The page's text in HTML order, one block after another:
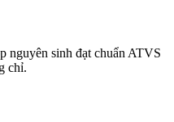
nguyên sinh đạt chuẩn ATVS
chỉ.